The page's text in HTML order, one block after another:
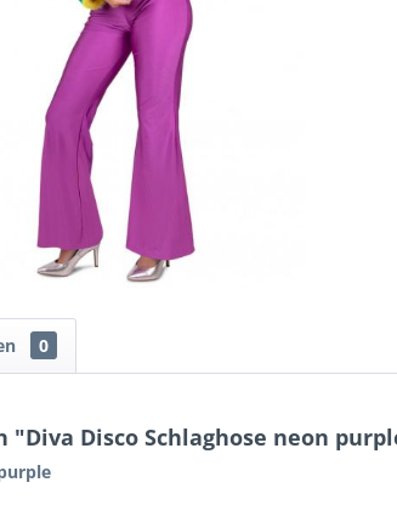
0
Disco Schlaghose neon